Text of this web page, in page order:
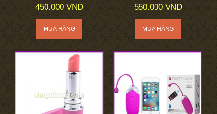
450.000 VND 550.000 VND